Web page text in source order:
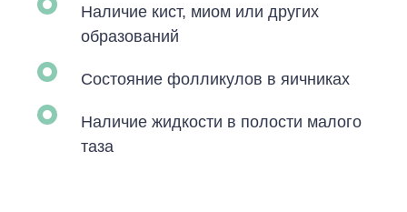
Наличие кист, миом или других
образований
Состояние фолликулов в яичниках
Наличие жидкости в полости малого
таза